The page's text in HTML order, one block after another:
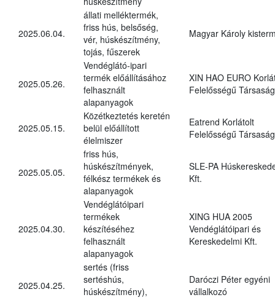
2025.06.04.
állati melléktermék,
friss hús, belsőség,
vér, húskészítmény,
tojás, fűszerek
Magyar Károly
2025.05.26.
Vendéglátó-ipari
termék előállításához
felhasznált
alapanyagok
XIN HAO EURO
Felelősségű Társaság
2025.05.15.
Közétkeztetés keretén
belül előállított
élelmiszer
Eatrend Korlátolt
Felelősségű Társaság
2025.05.05.
friss hús,
húskészítmények,
félkész termékek és
alapanyagok
SLE-PA
Kft.
2025.04.30.
Vendéglátóipari
termékek
készítéséhez
felhasznált
alapanyagok
XING HUA 2005
Vendéglátóipari és
Kereskedelmi Kft.
2025.04.25.
sertés (friss
sertéshús,
húskészítmény),
Daróczi Péter egyéni
vállalkozó